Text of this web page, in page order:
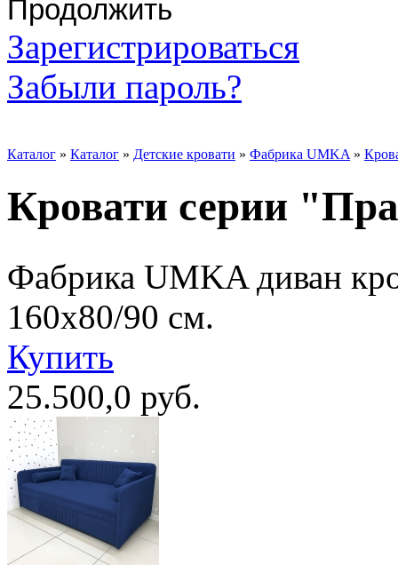
Зарегистрироваться
Забыли пароль?
Каталог » Каталог » Детские кровати » Фабрика UMKA »
Кровати серии
Фабрика UMKA диван
160х80/90 см.
Купить
25.500,0 руб.